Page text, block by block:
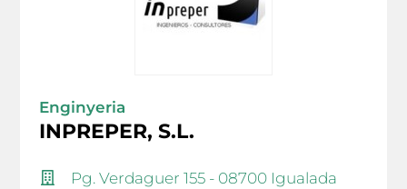
Enginyeria
INPREPER, S.L.
Pg. Verdaguer 155 - 08700 Igualada